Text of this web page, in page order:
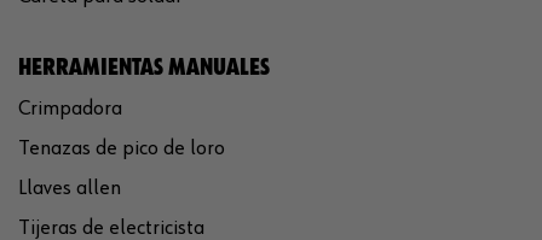
HERRAMIENTAS MANUALES
Crimpadora
Tenazas de pico de loro
Llaves allen
Tijeras de electricista